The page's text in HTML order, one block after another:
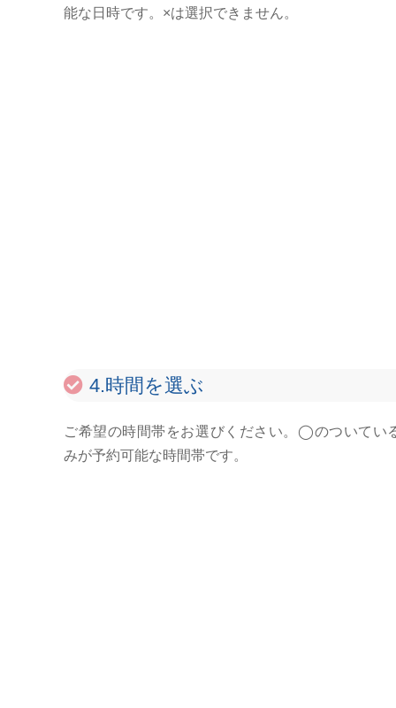
能な日時です。×は選択できません。
4.時間を選ぶ
ご希望の時間帯をお選びください。◯のついてい
みが予約可能な時間帯です。